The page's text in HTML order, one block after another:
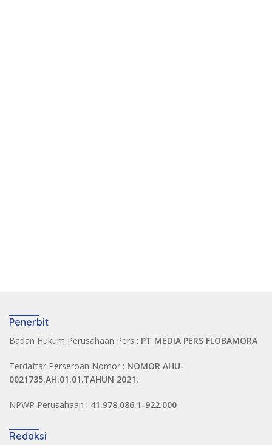
Penerbit
Badan Hukum Perusahaan Pers : PT MEDIA PERS FLOBAMORA
Terdaftar Perseroan Nomor : NOMOR AHU-
0021735.AH.01.01.TAHUN 2021.
NPWP Perusahaan : 41.978.086.1-922.000
Redaksi